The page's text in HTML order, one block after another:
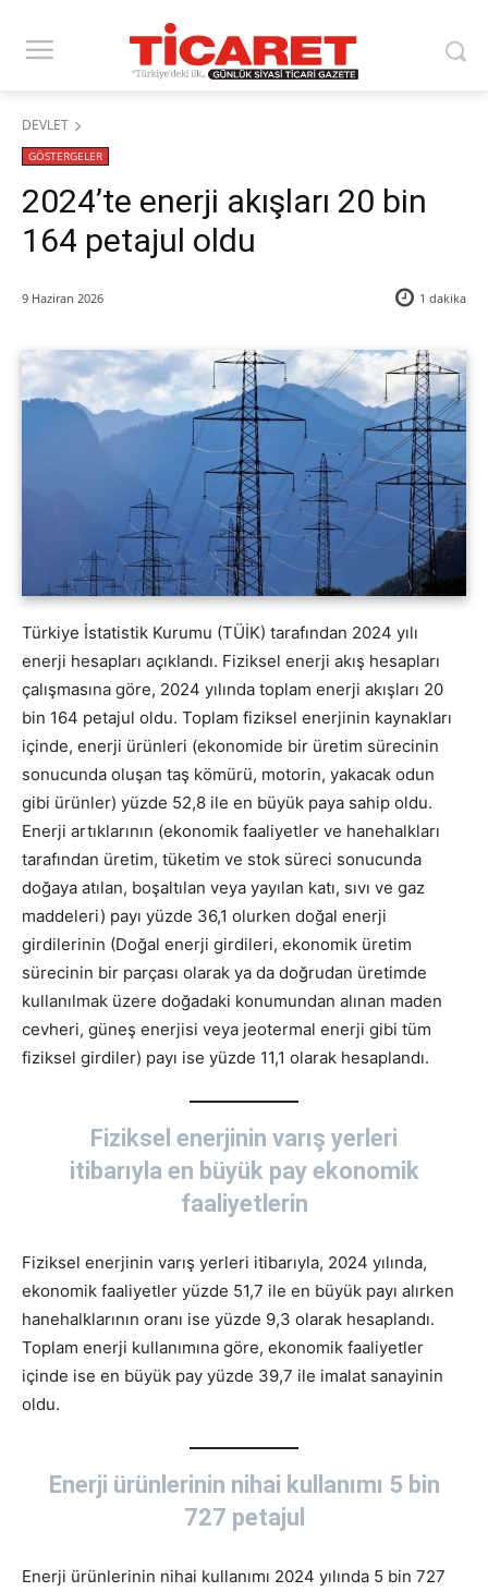
DEVLET
GÖSTERGELER
2024’te enerji akışları 20 bin
164 petajul oldu
9 Haziran 2026 1 dakika
Türkiye İstatistik Kurumu (TÜİK) tarafından 2024 yılı
enerji hesapları açıklandı. Fiziksel enerji akış hesapları
çalışmasına göre, 2024 yılında toplam enerji akışları 20
bin 164 petajul oldu. Toplam fiziksel enerjinin kaynakları
içinde, enerji ürünleri (ekonomide bir üretim sürecinin
sonucunda oluşan taş kömürü, motorin, yakacak odun
gibi ürünler) yüzde 52,8 ile en büyük paya sahip oldu.
Enerji artıklarının (ekonomik faaliyetler ve hanehalkları
tarafından üretim, tüketim ve stok süreci sonucunda
doğaya atılan, boşaltılan veya yayılan katı, sıvı ve gaz
maddeleri) payı yüzde 36,1 olurken doğal enerji
girdilerinin (Doğal enerji girdileri, ekonomik üretim
sürecinin bir parçası olarak ya da doğrudan üretimde
kullanılmak üzere doğadaki konumundan alınan maden
cevheri, güneş enerjisi veya jeotermal enerji gibi tüm
fiziksel girdiler) payı ise yüzde 11,1 olarak hesaplandı.
Fiziksel enerjinin varış yerleri
itibarıyla en büyük pay ekonomik
faaliyetlerin
Fiziksel enerjinin varış yerleri itibarıyla, 2024 yılında,
ekonomik faaliyetler yüzde 51,7 ile en büyük payı alırken
hanehalklarının oranı ise yüzde 9,3 olarak hesaplandı.
Toplam enerji kullanımına göre, ekonomik faaliyetler
içinde ise en büyük pay yüzde 39,7 ile imalat sanayinin
oldu.
Enerji ürünlerinin nihai kullanımı 5 bin
727 petajul
Enerji ürünlerinin nihai kullanımı 2024 yılında 5 bin 727